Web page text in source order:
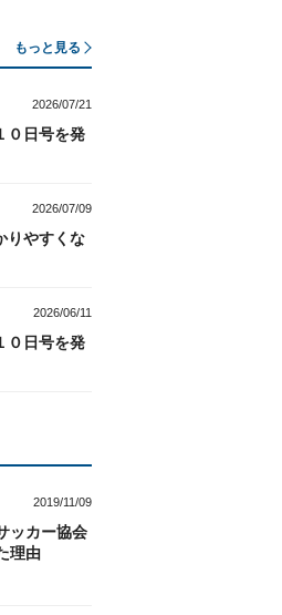
もっと見る
2026/07/21
０日号を発
2026/07/09
りやすくな
2026/06/11
０日号を発
2019/11/09
ッカー協会
理由